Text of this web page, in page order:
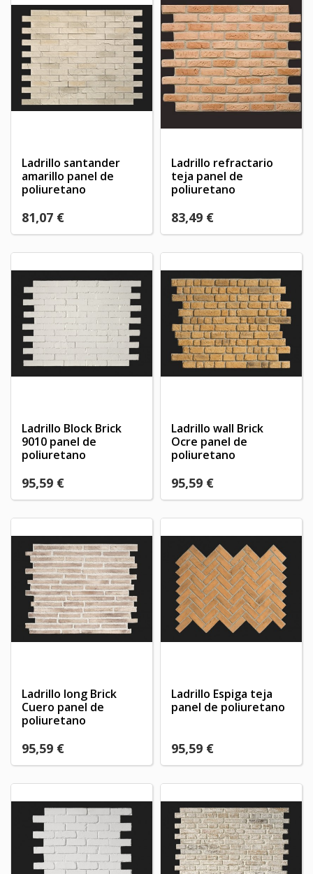
Ladrillo santander
amarillo panel de
poliuretano
81,07 €
Ladrillo refractario
teja panel de
poliuretano
83,49 €
Ladrillo Block Brick
9010 panel de
poliuretano
95,59 €
Ladrillo wall Brick
Ocre panel de
poliuretano
95,59 €
Ladrillo long Brick
Cuero panel de
poliuretano
95,59 €
Ladrillo Espiga teja
panel de poliuretano
95,59 €